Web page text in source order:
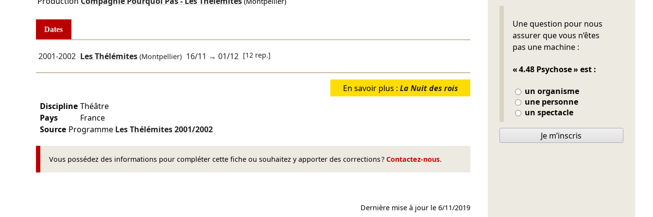
Dates
2001-2002 Les Thélémites(Montpellier) 16/11 → 01/12 [12 rep.]
En savoir plus : La Nuit des rois
Discipline Théâtre
Pays
France
Source Programme Les Thélémites2001/2002
Vous possédez des informations pour compléter cette fiche ou souhaitez y apporter des corrections ? Contactez-nous.
Dernière mise à jour le6/11/2019
Une question pour nous
assurer que vous n’êtes
pas une machine :
« 4.48 Psychose » est :
un organisme
une personne
un spectacle
Ne pas remplir
Je m’inscris